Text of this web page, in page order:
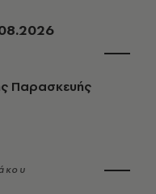
Παρασκευής